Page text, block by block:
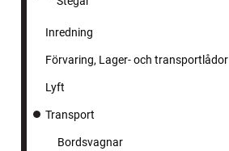
Inredning
Förvaring, Lager- och transportlådor
Lyft
Transport
Bordsvagnar